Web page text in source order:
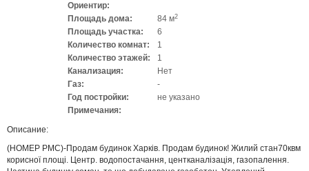
Ориентир:
Площадь дома:
84 м2
Площадь участка:
6
Количество комнат:
1
Количество этажей:
1
Канализация:
Нет
Газ:
-
Год постройки:
не указано
Примечания:
Описание:
(НОМЕР PMC)-Продам будинок Харків. Продам будинок! Жилий стан70квм
корисної площі. Центр. водопостачання, центканалізація, газопалення.